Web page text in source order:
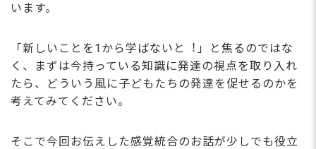
います。
「新しいことを1から学ばないと︕」と焦るのではな
く、まずは今持っている知識に発達の視点を取り⼊れ
たら、どういう⾵に⼦どもたちの発達を促せるのかを
考えてみてください。
そこで今回お伝えした感覚統合のお話が少しでも役⽴